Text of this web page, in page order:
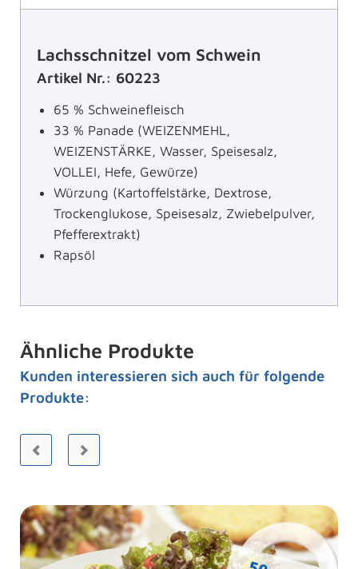
Lachsschnitzel vom Schwein
Artikel Nr.: 60223
65 % Schweinefleisch
33 % Panade (WEIZENMEHL,
WEIZENSTÄRKE, Wasser, Speisesalz,
VOLLEI, Hefe, Gewürze)
Würzung (Kartoffelstärke, Dextrose,
Trockenglukose, Speisesalz, Zwiebelpulver,
Pfefferextrakt)
Rapsöl
Ähnliche Produkte
Kunden interessieren sich auch für folgende
Produkte: